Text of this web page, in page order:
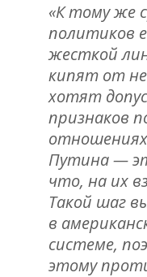
«К тому же
политиков
жесткой
кипят от
хотят
признаков
Путина —
что, на их
Такой шаг
в
системе,
этому